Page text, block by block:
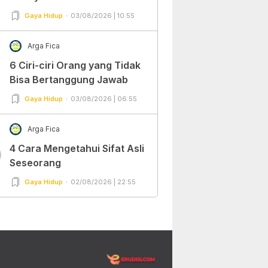
Gaya Hidup 03/08/2026 | 10:55
Arga Fica
6 Ciri-ciri Orang yang Tidak
Bisa Bertanggung Jawab
Gaya Hidup 03/08/2026 | 06:55
Arga Fica
4 Cara Mengetahui Sifat Asli
Seseorang
Gaya Hidup 02/08/2026 | 22:55